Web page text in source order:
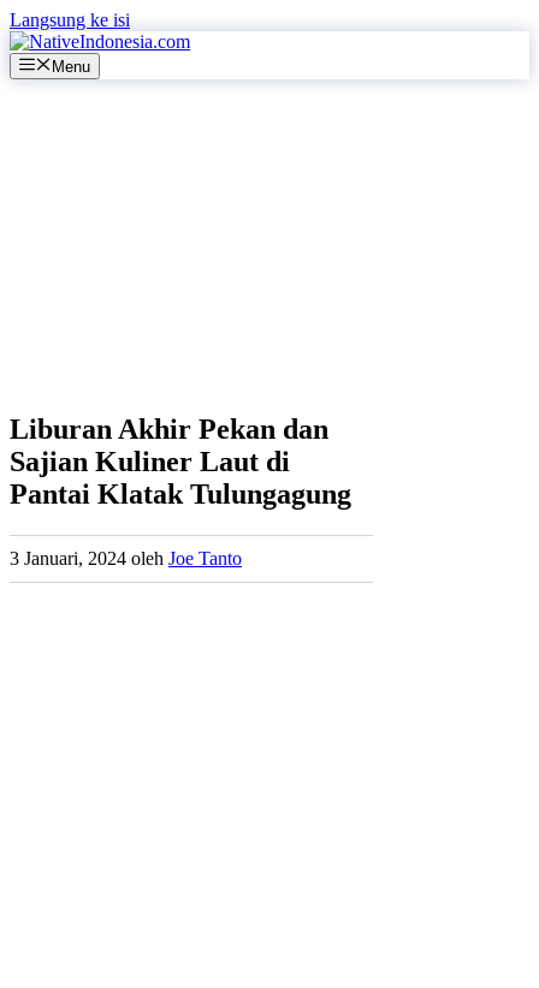
Langsung ke isi
Menu
Liburan Akhir Pekan dan
Sajian Kuliner Laut di
Pantai Klatak Tulungagung
3 Januari, 2024 oleh Joe Tanto